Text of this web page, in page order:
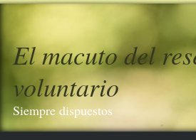
El macuto del
voluntario
Siempre dispuestos